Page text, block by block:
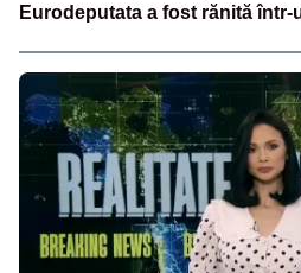
Eurodeputata a fost rănită